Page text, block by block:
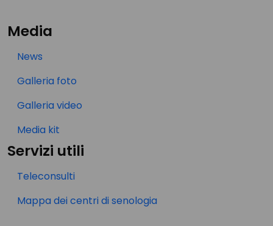
Media
News
Galleria foto
Galleria video
Media kit
Servizi utili
Teleconsulti
Mappa dei centri di senologia